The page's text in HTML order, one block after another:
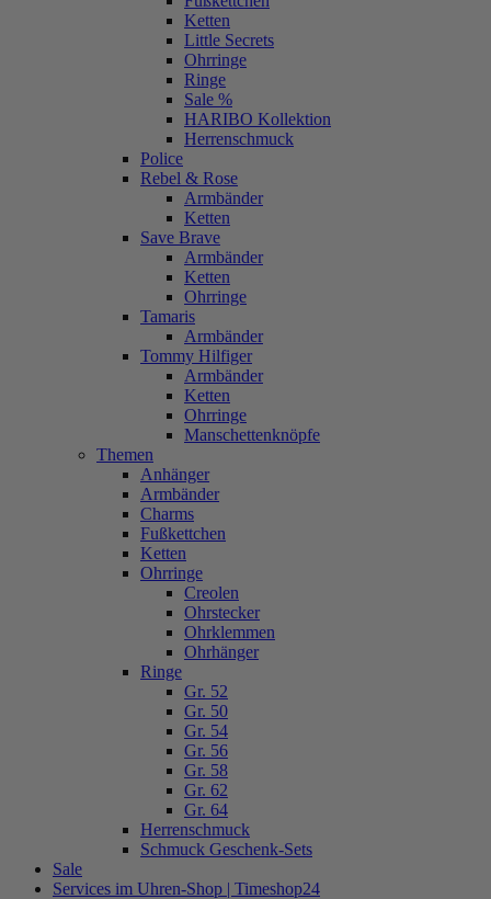
Ketten
Little Secrets
Ohrringe
Ringe
Sale %
HARIBO Kollektion
Herrenschmuck
Police
Rebel & Rose
Armbänder
Ketten
Save Brave
Armbänder
Ketten
Ohrringe
Tamaris
Armbänder
Tommy Hilfiger
Armbänder
Ketten
Ohrringe
Manschettenknöpfe
Themen
Anhänger
Armbänder
Charms
Fußkettchen
Ketten
Ohrringe
Creolen
Ohrstecker
Ohrklemmen
Ohrhänger
Ringe
Gr. 52
Gr. 50
Gr. 54
Gr. 56
Gr. 58
Gr. 62
Gr. 64
Herrenschmuck
Schmuck Geschenk-Sets
Sale
Services im Uhren-Shop | Timeshop24